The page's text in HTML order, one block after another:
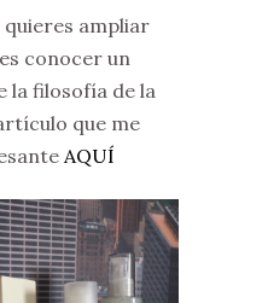
quieres ampliar
conocer un
la filosofía de la
que me
AQUÍ